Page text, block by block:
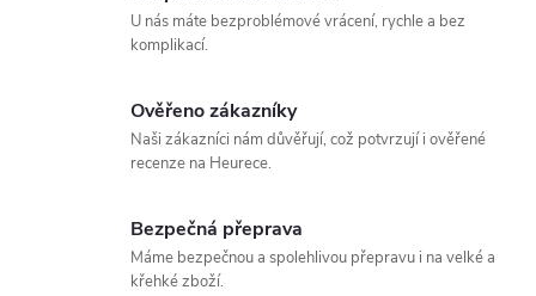
U nás máte bezproblémové vrácení, rychle a bez
komplikací.
Ověřeno zákazníky
Naši zákazníci nám důvěřují, což potvrzují i ověřené
recenze na Heurece.
Bezpečná přeprava
Máme bezpečnou a spolehlivou přepravu i na velké a
křehké zboží.